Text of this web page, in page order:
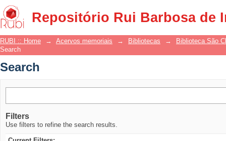
Repositório Rui Barbosa de
Search
RUBI :: Home → Acervos memoriais → Bibliotecas →
Biblioteca São
Search
Search
Filters
Use filters to refine the search results.